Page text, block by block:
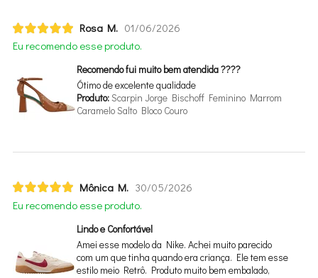
Rosa M. 01/06/2026
Eu recomendo esse produto.
Recomendo fui muito bem atendida ????
Ótimo de excelente qualidade
Produto:Scarpin Jorge Bischoff Feminino Marrom
Caramelo Salto Bloco Couro
Mônica M. 30/05/2026
Eu recomendo esse produto.
Lindo e Confortável
Amei esse modelo da Nike. Achei muito parecido
com um que tinha quando era criança. Ele tem esse
estilo meio Retrô. Produto muito bem embalado,